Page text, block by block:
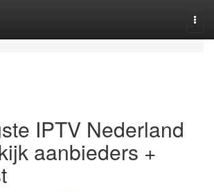
IPTV Nederland
aanbieders +